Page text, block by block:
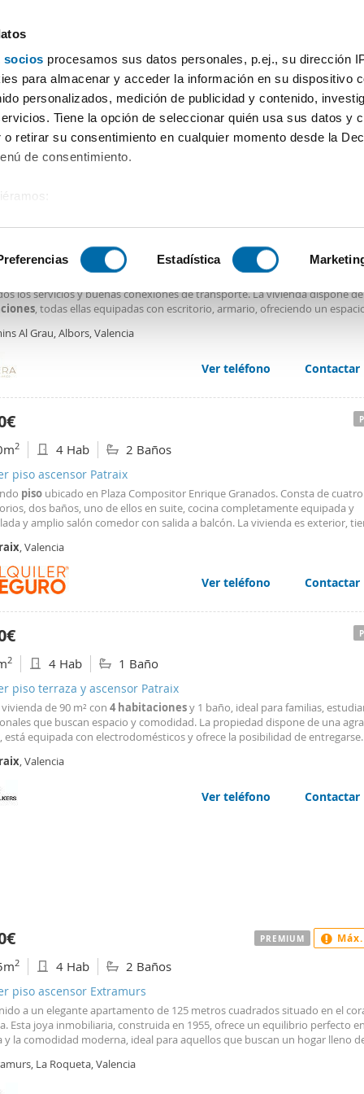
socios procesamos sus datos personales, p.ej., su dirección
para almacenar y acceder la información en su dispositivo
personalizados, medición de publicidad y contenido,
Tiene la opción de seleccionar quién usa sus datos y
retirar su consentimiento en cualquier momento desde la
de consentimiento.
analizándolo activamente para buscar características
cómo se procesan sus datos personales y establezca
. Puede cambiar o retirar su consentimiento en
se usan para personalizar el contenido y los anuncios,
el tráfico. Además, compartimos información sobre el uso
de redes sociales, publicidad y análisis web, quienes
que les haya proporcionado o que hayan recopilado a
Estadística
4 o más habitaciones Más
Alquiler piso 4 habitaciones Patraix Valencia
2
Albors, València,
los servicios y buenas conexiones de transporte. La vivienda dispone
, todas ellas equipadas con escritorio, armario, ofreciendo un
con 1 baño completo, una cocina
Al Grau, Albors, Valencia
Ver teléfono Contactar
2 4 Hab 2 Baños
piso ascensor Patraix
piso ubicado en Plaza Compositor Enrique Granados. Consta de cuatro
dos baños, uno de ellos en suite, cocina completamente equipada y
y amplio salón comedor con salida a balcón. La vivienda es exterior,
, Valencia
Ver teléfono Contactar
2 4 Hab 1 Baño
piso terraza y ascensor Patraix
de 90 m² con 4 habitacionesy 1 baño, ideal para familias,
que buscan espacio y comodidad. La propiedad dispone de una
está equipada con electrodomésticos y ofrece la posibilidad de entregarse
para disfrutar de una vivienda versátil
, Valencia
Ver teléfono Contactar
2 4 Hab 2 Baños
piso ascensor Extramurs
a un elegante apartamento de 125 metros cuadrados situado en el
Esta joya inmobiliaria, construida en 1955, ofrece un equilibrio perfecto
y la comodidad moderna, ideal para aquellos que buscan un hogar lleno
un ambiente acogedor y sofisticado. Con cuatro amplias habitaciones y
La Roqueta, Valencia
PREMIUM